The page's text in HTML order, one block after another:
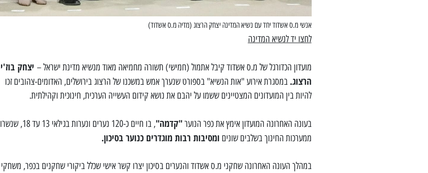
אנשי מ.ס אשדוד יחד עם נשיא המדינה יצחק הרצוג (מדיה מ.ס אשדוד)
לחצו יד לנשיא המדינה
מועדון הכדורגל של מ.ס אשדוד קיבל אתמול (חמישי) תשורה מחמיאה מאוד מנשיא מדינת ישראל – יצחק בוז'י
הרצוג. במסגרת אירוע "אות הנשיא" בספורט שנערך אמש במשכנו של הרצוג בירושלים, האדומים-צהובים זכו
להיות בין המועדונים המצטיינים ששמו על יהבם את נושא קידום העשייה הערכית, חינוכית וקהילתית.
בעונה האחרונה המועדון אימץ את כפר הנוער"קדמה"
, בו חיים כ-120 נערים ונערות בגילאי 13 עד 18, שנשרו
ממערכות החינוך בשלבים שונים ומסיבות רבות מוגדרים כנוער בסיכון.
במהלך העונה האחרונה שחקני מ.ס אשדוד והנערים בסיכון יצרו קשר אישי שכלל ביקורי שחקנים בכפר, משחקי